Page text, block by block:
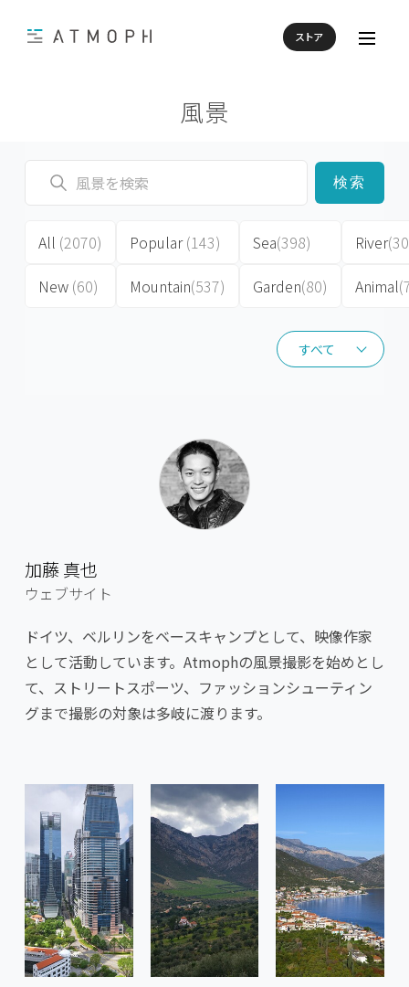
ストア
風景
すべて
すべて
検索
All (2070)
New (60)
Popular(143)
Mountain(537)
Sea(398)
Garden(80)
River
Animal
加藤 真也
ウェブサイト
ドイツ、ベルリンをベースキャンプとして、映像作家
として活動しています。Atmophの風景撮影を始めとし
て、ストリートスポーツ、ファッションシューティン
グまで撮影の対象は多岐に渡ります。